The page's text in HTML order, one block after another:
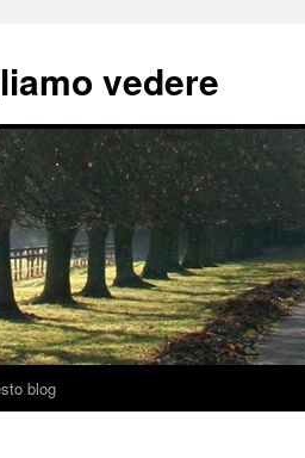
vedere
blog